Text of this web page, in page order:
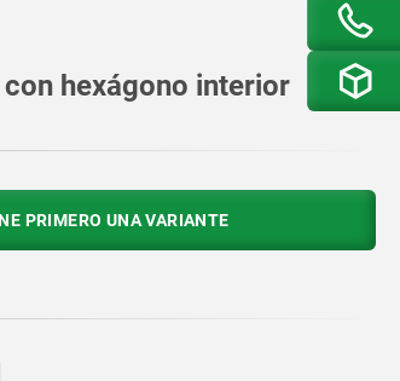
hexágono interior
PRIMERO UNA VARIANTE